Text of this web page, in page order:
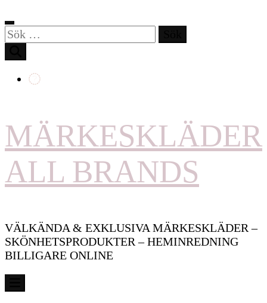
Sök
efter:
MÄRKESKLÄDER
ALL BRANDS
VÄLKÄNDA & EXKLUSIVA MÄRKESKLÄDER –
SKÖNHETSPRODUKTER – HEMINREDNING
BILLIGARE ONLINE